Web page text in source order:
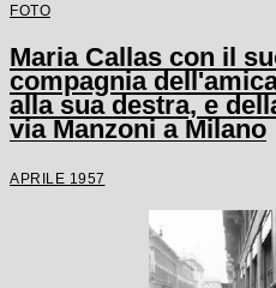
FOTO
Maria Callas con il
compagnia
alla sua destra, e
via Manzoni a Milano
APRILE 1957